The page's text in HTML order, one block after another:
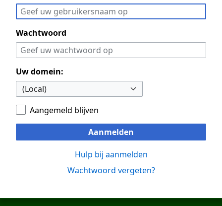
Wachtwoord
Uw domein:
Aangemeld blijven
Aanmelden
Hulp bij aanmelden
Wachtwoord vergeten?